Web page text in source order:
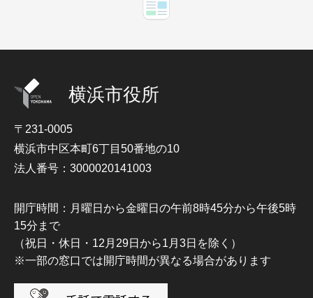
横浜市役所
〒231-0005
横浜市中区本町6丁目50番地の10
法人番号：3000020141003
開庁時間：月曜日から金曜日の午前8時45分から午後5時
15分まで
（祝日・休日・12月29日から1月3日を除く）
※一部の窓口では開庁時間が異なる場合があります